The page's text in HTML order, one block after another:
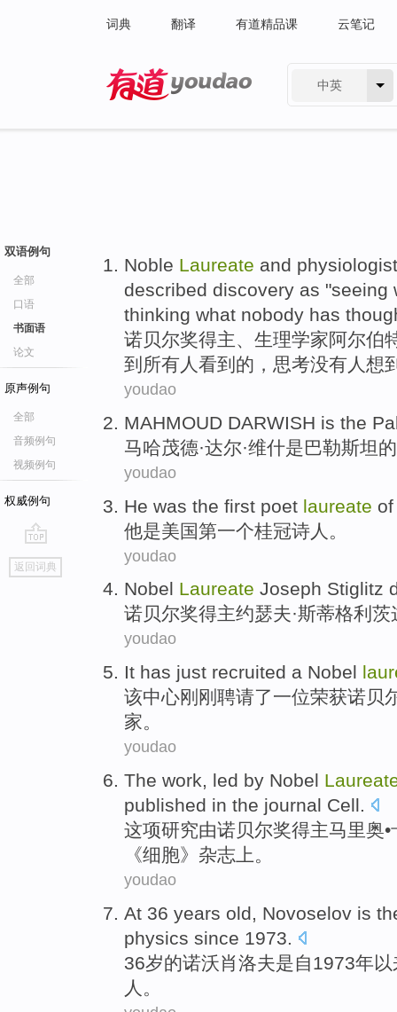
词典 翻译 有道精品课 云笔记
中英
双语例句
全部
口语
书面语
论文
原声例句
全部
音频例句
视频例句
权威例句
go
top
返回词典
Noble Laureate and physiologist
described discovery as "seeing
thinking what nobody has
诺贝尔奖得主、 生理学家阿尔伯
到 所有人 看到 的， 思考没有人想
youdao
MAHMOUD DARWISH is the
马哈茂德·达尔·维什是巴勒斯坦
youdao
He was the first poet laureate
他是美国第一个桂冠诗人 。
youdao
Nobel Laureate Joseph Stiglitz
诺贝尔奖得主约瑟夫·斯蒂格利茨
youdao
It has just recruited a Nobel
该中心刚刚 聘请了一位荣获诺贝
家。
youdao
The work, led by Nobel
published in the journal Cell.
这项研究由诺贝尔奖得主马里奥
《细胞》 杂志 上。
youdao
At 36 years old, Novoselov is
physics since 1973.
36岁的诺沃肖洛夫是自1973年以
人。